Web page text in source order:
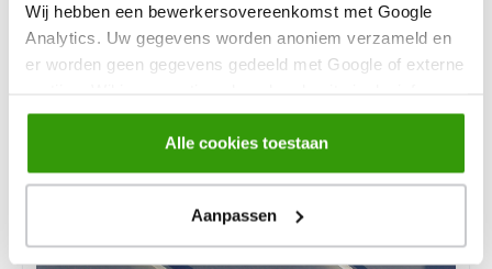
Wij hebben een bewerkersovereenkomst met Google
Analytics. Uw gegevens worden anoniem verzameld en
er worden geen gegevens gedeeld met Google of externe
embedded content? Vink dan alle vakjes aan. Je kunt
altijd jouw toestemming aanpassen middels
onzecookiebeleidpagina.
Alle cookies toestaan
Aanpassen